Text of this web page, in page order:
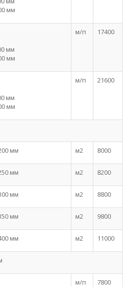
мм
мм
мм
м/п 17400
мм
мм
м/п 21600
мм м2 8000
мм м2 8200
мм м2 8800
мм м2 9800
мм м2 11000
м/п 7800